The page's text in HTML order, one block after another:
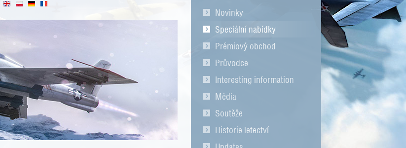
Novinky
Speciální nabídky
Prémiový obchod
Průvodce
Interesting information
Média
Soutěže
Historie letectví